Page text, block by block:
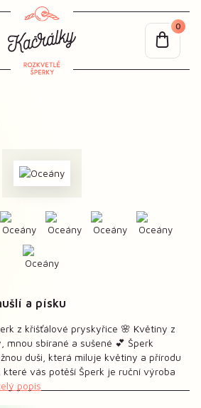
0
a písku
z křišťálové pryskyřice 🌸 Květiny z
mnou sbírané a sušené 💕 Šperk
duši, která miluje květiny a přírodu
které vás potěší Šperk je ruční výroba
popis